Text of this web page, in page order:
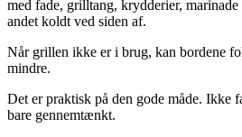
med fade, grilltang, krydderier, marinade
andet koldt ved siden af.
Når grillen ikke er i brug, kan bordene
mindre.
Det er praktisk på den gode måde. Ikke
bare gennemtænkt.